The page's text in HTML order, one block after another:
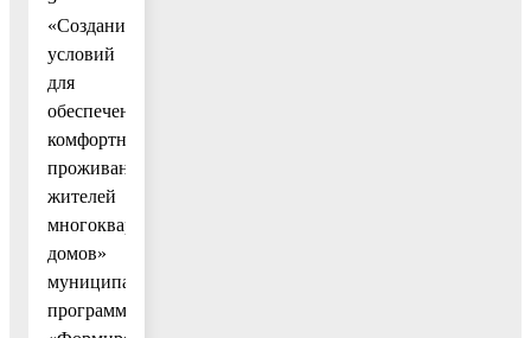
«Создание
условий
для
обеспечения
комфортного
проживания
жителей
многоквартирных
домов»
муниципальной
программы